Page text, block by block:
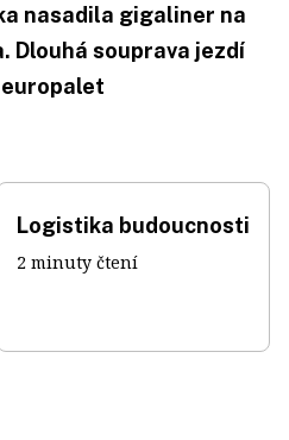
nasadila gigaliner na
Dlouhá souprava jezdí
europalet
Logistika budoucnosti
2 minuty čtení